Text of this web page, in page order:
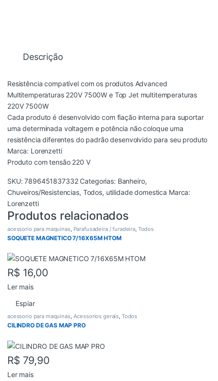
Descrição
Resistência compatível com os produtos Advanced
Multitemperaturas 220V 7500W e Top Jet multitemperaturas
220V 7500W
Cada produto é desenvolvido com fiação interna para suportar
uma determinada voltagem e potência não coloque uma
resistência diferentes do padrão desenvolvido para seu produto
Marca: Lorenzetti
Produto com tensão 220 V
SKU:7896451837332 Categorias: Banheiro,
Chuveiros/Resistencias, Todos, utilidade domestica Marca:
Lorenzetti
Produtos relacionados
acessorio para maquinas, Parafusadeira / furadeira, Todos
SOQUETE MAGNETICO 7/16X65M HTOM
R$ 16,00
Ler mais
Espiar
acessorio para maquinas, Acessorios gerais, Todos
CILINDRO DE GAS MAP PRO
R$ 79,90
Ler mais